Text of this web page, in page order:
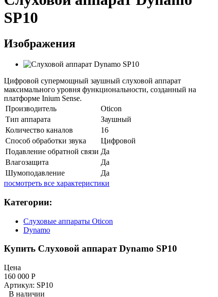
SP10
Изображения
Цифровой супермощный заушный слуховой аппарат
максимального уровня функциональности, созданный на
платформе Inium Sense.
Производитель
Oticon
Тип аппарата
Заушный
Количество каналов
16
Способ обработки звука
Цифровой
Подавление обратной связи Да
Влагозащита
Да
Шумоподавление
Да
посмотреть все характеристики
Категории:
Слуховые аппараты Oticon
Dynamo
Купить Слуховой аппарат Dynamo SP10
Цена
160 000 Р
Артикул: SP10
В наличии